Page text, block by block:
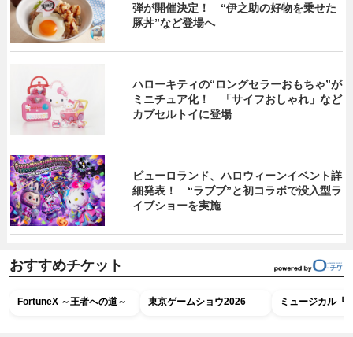
弾が開催決定！ “伊之助の好物を乗せた
豚丼”など登場へ
ハローキティの“ロングセラーおもちゃ”が
ミニチュア化！ 「サイフおしゃれ」など
カプセルトイに登場
ピューロランド、ハロウィーンイベント詳
細発表！ “ラブブ”と初コラボで没入型ラ
イブショーを実施
おすすめチケット
FortuneX ～王者への道～ 東京ゲームショウ2026 ミュージカル『